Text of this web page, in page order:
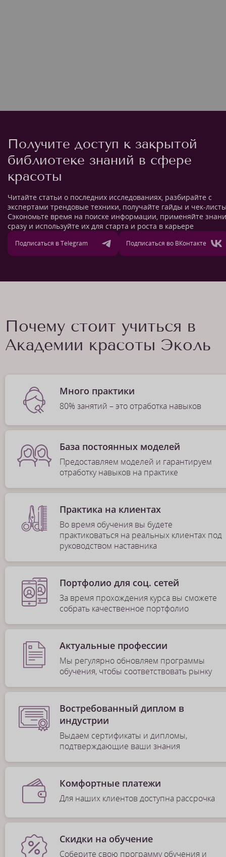
Получите доступ к закрытой
библиотеке знаний в сфере
красоты
Читайте статьи о последних исследованиях, разбирайте с
экспертами трендовые техники, получайте гайды и чек-
Сэкономьте время на поиске информации, применяйте
сразу и используйте их для старта и роста в карьере
Подписаться в Telegram Подписаться во ВКонтакте
Почему стоит учиться в
Академии красоты Эколь
Много практики
80% занятий – это отработка навыков
База постоянных моделей
Предоставляем моделей и гарантируем
отработку навыков на практике
Практика на клиентах
Во время обучения вы будете
практиковаться на реальных клиентах под
руководством наставника
Портфолио для соц. сетей
За время прохождения курса вы сможете
собрать качественное портфолио
Актуальные профессии
Мы регулярно обновляем программы
обучения, чтобы соответствовать рынку
Востребованный диплом в
индустрии
Выдаем сертификаты и дипломы,
подтверждающие ваши знания
Комфортные платежи
Для наших клиентов доступна рассрочка
Скидки на обучение
Соберите свою программу обучения и